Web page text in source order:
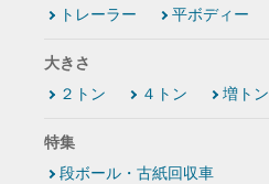
トレーラー
平ボディー
大きさ
２トン
４トン 増トン
特集
段ボール・古紙回収車